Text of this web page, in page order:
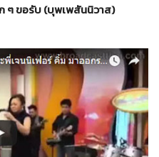
ๆ ขอรับ (บุพเพสันนิวาส)